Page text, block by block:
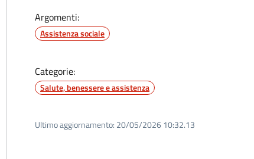
Argomenti:
Assistenza sociale
Categorie:
Salute, benessere e assistenza
Ultimo aggiornamento: 20/05/2026 10:32.13